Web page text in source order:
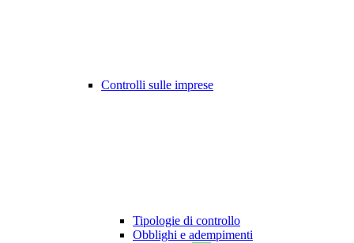
Controlli sulle imprese
Tipologie di controllo
Obblighi e adempimenti